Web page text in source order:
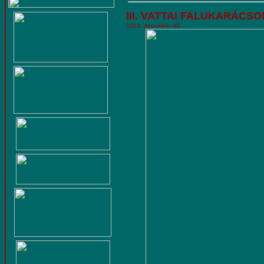
III. VATTAI
2012. december 06.